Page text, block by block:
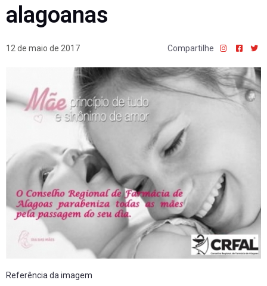
alagoanas
12 de maio de 2017 Compartilhe
Referência da imagem